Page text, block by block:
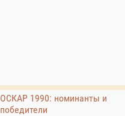
ОСКАР 1990: номинанты и
победители